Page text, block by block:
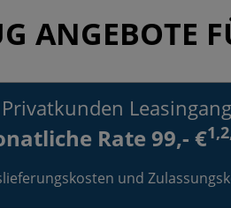
ANGEBOTE
Rate 99,- €
und